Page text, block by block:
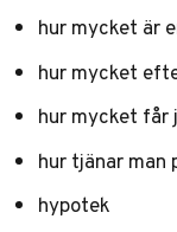
hur mycket är
hur mycket
hur mycket
hur tjänar man
hypotek